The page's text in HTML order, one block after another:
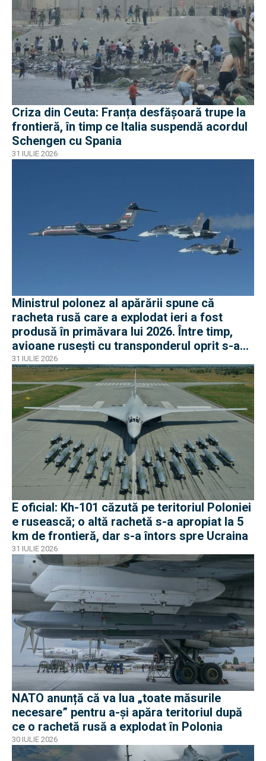
Criza din Ceuta: Franța desfășoară trupe la
frontieră, în timp ce Italia suspendă acordul
Schengen cu Spania
31 IULIE 2026
Ministrul polonez al apărării spune că
racheta rusă care a explodat ieri a fost
produsă în primăvara lui 2026. Între timp,
avioane rusești cu transponderul oprit s-au
apropiat de frontiera Poloniei
31 IULIE 2026
E oficial: Kh-101 căzută pe teritoriul Poloniei
e rusească; o altă rachetă s-a apropiat la 5
km de frontieră, dar s-a întors spre Ucraina
31 IULIE 2026
NATO anunță că va lua „toate măsurile
necesare” pentru a-și apăra teritoriul după
ce o rachetă rusă a explodat în Polonia
30 IULIE 2026